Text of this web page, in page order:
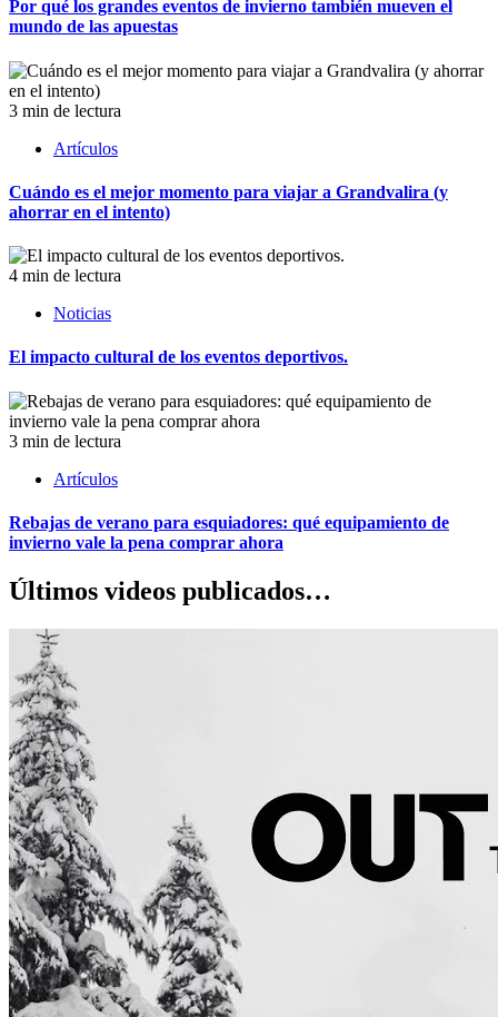
Por qué los grandes eventos de invierno también mueven el
mundo de las apuestas
3 min de lectura
Artículos
Cuándo es el mejor momento para viajar a Grandvalira (y
ahorrar en el intento)
4 min de lectura
Noticias
El impacto cultural de los eventos deportivos.
3 min de lectura
Artículos
Rebajas de verano para esquiadores: qué equipamiento de
invierno vale la pena comprar ahora
Últimos videos publicados…